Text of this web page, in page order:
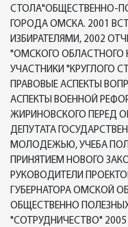
СТОЛА"ОБЩЕСТВЕННО-
ГОРОДА ОМСКА. 2001
ИЗБИРАТЕЛЯМИ, 2002
"ОМСКОГО ОБЛАСТНОГО
УЧАСТНИКИ "КРУГЛОГО
ПРАВОВЫЕ АСПЕКТЫ
АСПЕКТЫ ВОЕННОЙ
ЖИРИНОВСКОГО ПЕРЕД
ДЕПУТАТА
МОЛОДЕЖЬЮ, УЧЕБА
ПРИНЯТИЕМ НОВОГО
РУКОВОДИТЕЛИ
ГУБЕРНАТОРА ОМСКОЙ
ОБЩЕСТВЕННО
"СОТРУДНИЧЕСТВО"